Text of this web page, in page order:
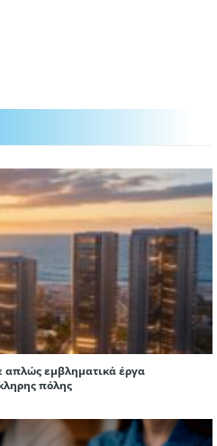
απλώς εμβληματικά έργα
πόλης